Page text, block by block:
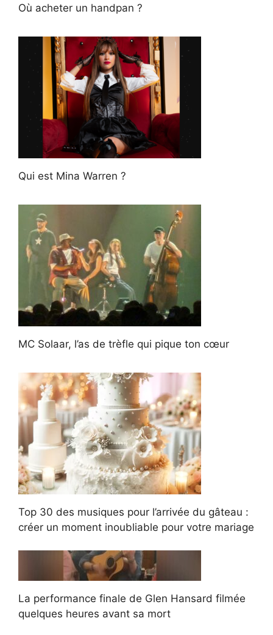
Où acheter un handpan ?
Qui est Mina Warren ?
MC Solaar, l’as de trèfle qui pique ton cœur
Top 30 des musiques pour l’arrivée du gâteau :
créer un moment inoubliable pour votre mariage
La performance finale de Glen Hansard filmée
quelques heures avant sa mort